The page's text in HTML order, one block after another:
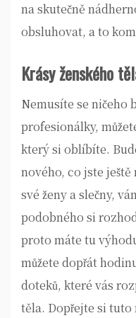
na skutečně
obsluhovat, a to
Krásy ženského
Nemusíte se ničeho
profesionálky,
který si oblíbíte.
nového, co jste
své ženy a slečny,
podobného si
proto máte tu
můžete dopřát
doteků, které vás
těla. Dopřejte si